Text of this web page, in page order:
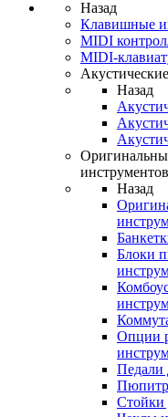
Назад
Клавишные
MIDI
MIDI-
Назад
инструментов
Назад
Блоки
Опции
Педали
Стойки